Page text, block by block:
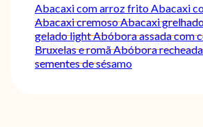
Abacaxi com arroz fritoAbacaxi
Abacaxi cremosoAbacaxi
gelado lightAbóbora assada com
Bruxelas e romãAbóbora
sementes de sésamo